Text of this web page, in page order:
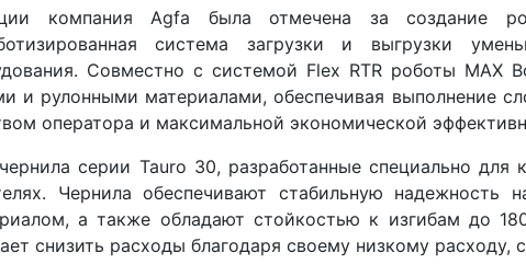
компания Agfa была отмечена за создание
система загрузки и выгрузки
Совместно с системой Flex RTR роботы MAX
и рулонными материалами, обеспечивая выполнение
оператора и максимальной экономической
серии Tauro 30, разработанные специально для
Чернила обеспечивают стабильную надежность
а также обладают стойкостью к изгибам до
снизить расходы благодаря своему низкому